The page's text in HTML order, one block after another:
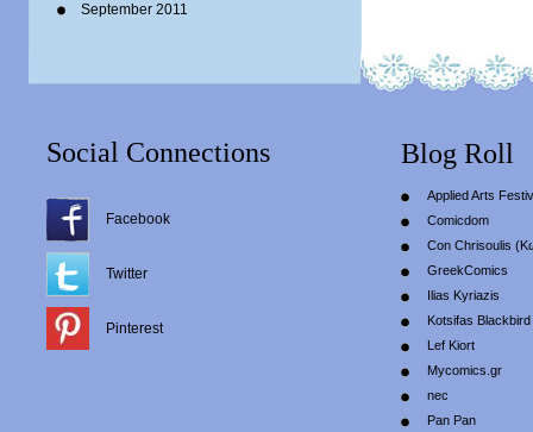
September 2011
Social Connections
Facebook
Twitter
Pinterest
Blog Roll
Applied Arts
Comicdom
Con Chrisoulis
GreekComics
Ilias Kyriazis
Kotsifas Blackbird
Lef Kiort
Mycomics.gr
nec
Pan Pan